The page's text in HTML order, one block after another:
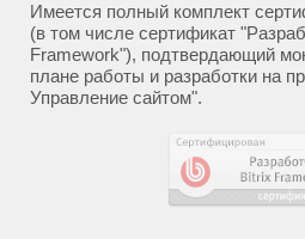
Имеется полный комплект
(в том числе сертификат
Framework"), подтвердающий
плане работы и разработки на
Управление сайтом".